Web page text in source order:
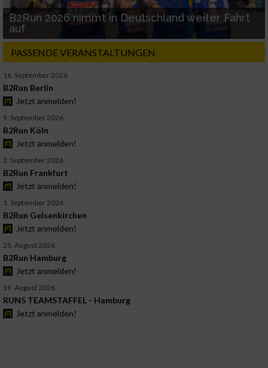
B2Run 2026 nimmt in Deutschland weiter Fahrt
auf
PASSENDE VERANSTALTUNGEN
16. September 2026
B2Run Berlin
Jetzt anmelden!
9. September 2026
B2Run Köln
Jetzt anmelden!
3. September 2026
B2Run Frankfurt
Jetzt anmelden!
1. September 2026
B2Run Gelsenkirchen
Jetzt anmelden!
25. August 2026
B2Run Hamburg
Jetzt anmelden!
19. August 2026
RUN5 TEAMSTAFFEL - Hamburg
Jetzt anmelden!